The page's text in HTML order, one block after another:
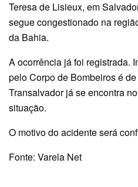
Teresa de Lisieux, em
segue congestionado na
da Bahia.
A ocorrência já foi registrada.
pelo Corpo de Bombeiros é
Transalvador já se encontra
situação.
O motivo do acidente será
Fonte: Varela Net